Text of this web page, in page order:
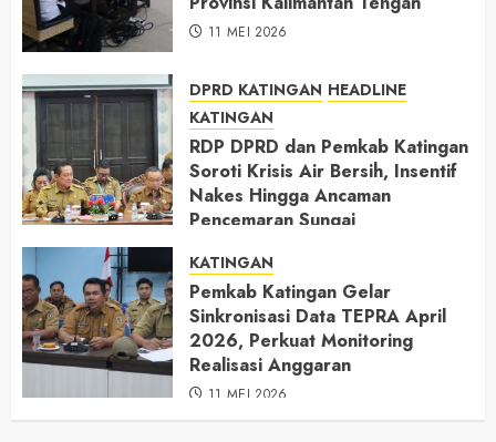
11 MEI 2026
DPRD KATINGAN HEADLINE
KATINGAN
RDP DPRD dan Pemkab Katingan
Soroti Krisis Air Bersih, Insentif
Nakes Hingga Ancaman
Pencemaran Sungai
KATINGAN
Pemkab Katingan Gelar
Sinkronisasi Data TEPRA April
2026, Perkuat Monitoring
Realisasi Anggaran
11 MEI 2026